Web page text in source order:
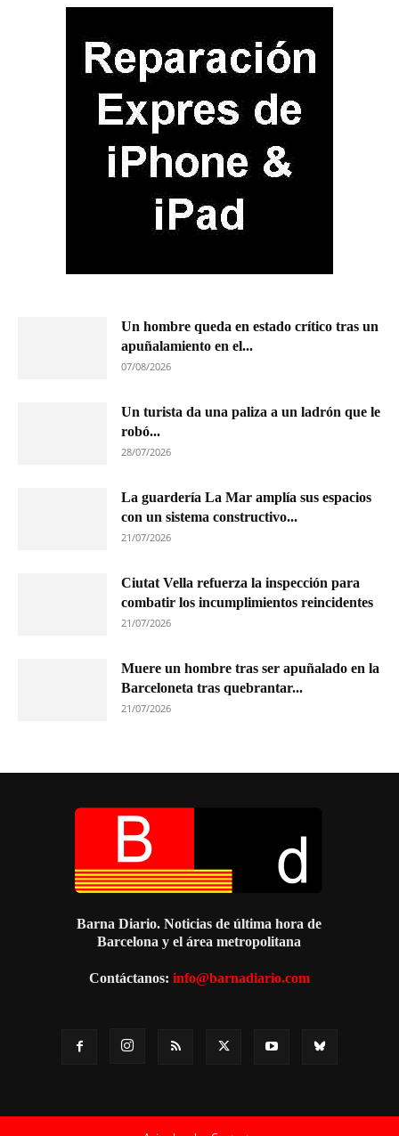
Un hombre queda en estado crítico tras un
apuñalamiento en el...
07/08/2026
Un turista da una paliza a un ladrón que le
robó...
28/07/2026
La guardería La Mar amplía sus espacios
con un sistema constructivo...
21/07/2026
Ciutat Vella refuerza la inspección para
combatir los incumplimientos reincidentes
21/07/2026
Muere un hombre tras ser apuñalado en la
Barceloneta tras quebrantar...
21/07/2026
Barna Diario. Noticias de última hora de
Barcelona y el área metropolitana
Contáctanos: info@barnadiario.com